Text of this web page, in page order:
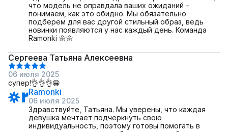
что модель не оправдала ваших ожиданий –
понимаем, как это обидно. Мы обязательно
подберем для вас другой стильный образ, ведь
новинки появляются у нас каждый день. Команда
Ramonki 🌼🌼
Сергеева Татьяна Алексеевна
06 июля 2025
супер!👌👌👌😁
Ramonki
06 июля 2025
Здравствуйте, Татьяна. Мы уверены, что каждая
девушка мечтает подчеркнуть свою
индивидуальность, поэтому готовы помогать в